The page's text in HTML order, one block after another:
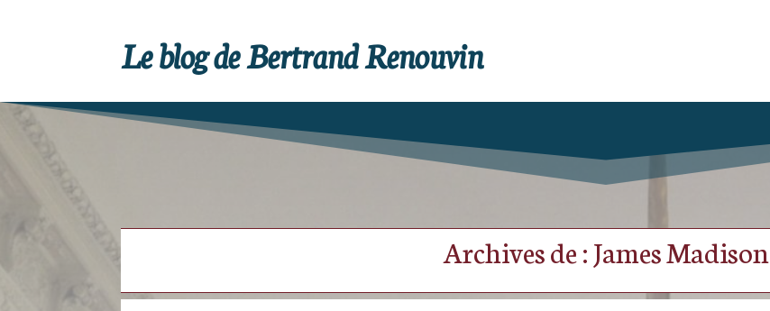
Le blog de Bertrand Renouvin
Archives de : James Madison